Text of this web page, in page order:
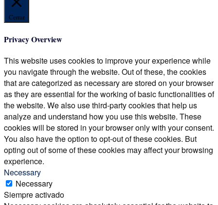
Cerrar
Privacy Overview
This website uses cookies to improve your experience while
you navigate through the website. Out of these, the cookies
that are categorized as necessary are stored on your browser
as they are essential for the working of basic functionalities of
the website. We also use third-party cookies that help us
analyze and understand how you use this website. These
cookies will be stored in your browser only with your consent.
You also have the option to opt-out of these cookies. But
opting out of some of these cookies may affect your browsing
experience.
Necessary
Necessary
Siempre activado